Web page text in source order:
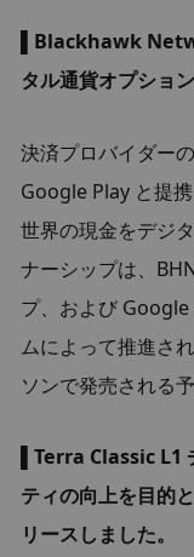
▌Blackhawk
タル通貨オプショ
決済プロバイダー
Google Play と提
世界の現金をデジ
ナーシップは、
プ、および
ムによって推進さ
ソンで発売される予
▌Terra Classic L1
ティの向上を目的
リースしました。